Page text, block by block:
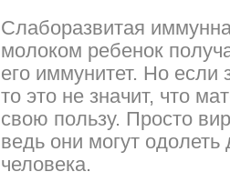
Слаборазвитая
молоком ребенок
его иммунитет. Но если
то это не значит, что
свою пользу. Просто
ведь они могут одолеть
человека.